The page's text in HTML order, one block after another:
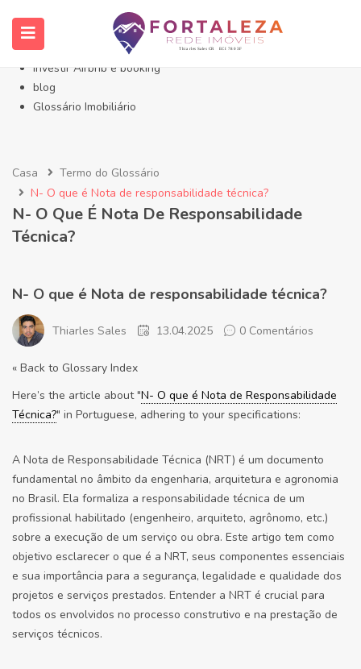
Início- Imóveis Fortaleza Eusébio
Imóveis em Fortaleza
Imóveis no Eusébio
Investir Airbnb e booking
blog
Glossário Imobiliário
Casa
Termo do Glossário
N- O que é Nota de responsabilidade técnica?
N- O Que É Nota De Responsabilidade
Técnica?
N- O que é Nota de responsabilidade técnica?
Thiarles Sales 13.04.2025 0 Comentários
« Back to Glossary Index
Here’s the article about "N- O que é Nota de Responsabilidade
Técnica?" in Portuguese, adhering to your specifications:
A Nota de Responsabilidade Técnica (NRT) é um documento
fundamental no âmbito da engenharia, arquitetura e agronomia
no Brasil. Ela formaliza a responsabilidade técnica de um
profissional habilitado (engenheiro, arquiteto, agrônomo, etc.)
sobre a execução de um serviço ou obra. Este artigo tem como
objetivo esclarecer o que é a NRT, seus componentes essenciais
e sua importância para a segurança, legalidade e qualidade dos
projetos e serviços prestados. Entender a NRT é crucial para
todos os envolvidos no processo construtivo e na prestação de
serviços técnicos.